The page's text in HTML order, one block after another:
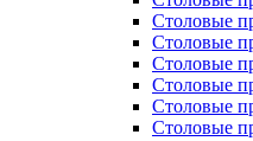
Столовые
Столовые
Столовые
Столовые
Столовые
Столовые